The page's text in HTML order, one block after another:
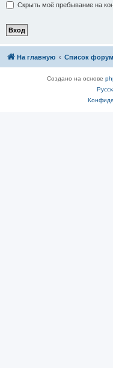
Скрыть моё пребывание на
На главную Список
Создано на основе